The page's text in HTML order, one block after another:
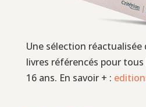
Une sélection réactualisée
livres référencés pour tous
16 ans. En savoir + :